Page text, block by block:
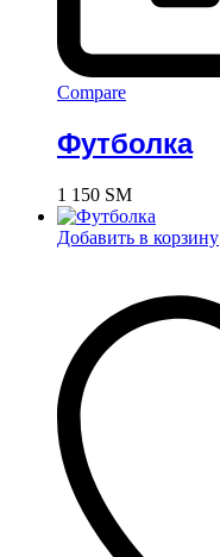
Compare
Футболка
1 150 ЅМ
Добавить в корзину